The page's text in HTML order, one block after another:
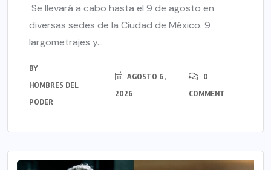
Se llevará a cabo hasta el 9 de agosto en
diversas sedes de la Ciudad de México. 9
largometrajes y...
BY
HOMBRES DEL
PODER
AGOSTO 6,
2026
0
COMMENT